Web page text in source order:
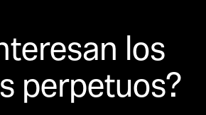
los
perpetuos?